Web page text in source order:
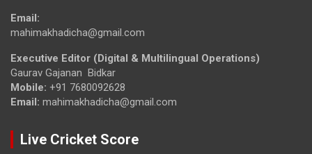
Email:
mahimakhadicha@gmail.com
Executive Editor (Digital & Multilingual Operations)
Gaurav Gajanan Bidkar
Mobile: +91 7680092628
Email: mahimakhadicha@gmail.com
Live Cricket Score